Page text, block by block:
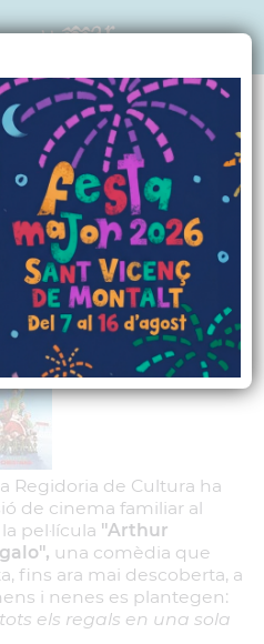
cinema
amb
Nadal
Regidoria de Cultura ha
de cinema familiar al
pel·lícula "Arthur
una comèdia que
fins ara mai descoberta, a
i nenes es plantegen:
els regals en una sola